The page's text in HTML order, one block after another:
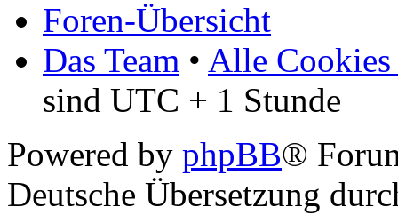
Foren-Übersicht
Das Team • Alle Cookies
sind UTC + 1 Stunde
Powered by phpBB®
Deutsche Übersetzung